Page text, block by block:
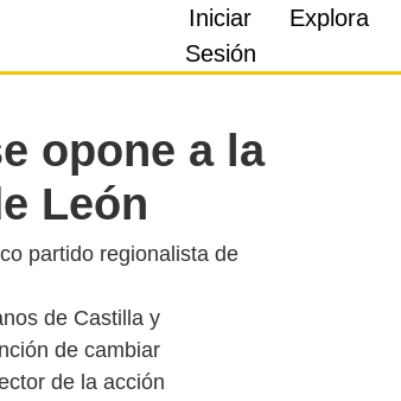
Iniciar
Sesión
Explora
opone a la
León
partido regionalista de
de Castilla y
de cambiar
de la acción